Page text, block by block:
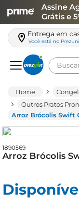
Assine
Grátis e
Entrega em
Você está no
Buscar
Outros Pratos
Arroz Brócolis Swift
1890569
Arroz Brócolis
leite
queijo
biscoito